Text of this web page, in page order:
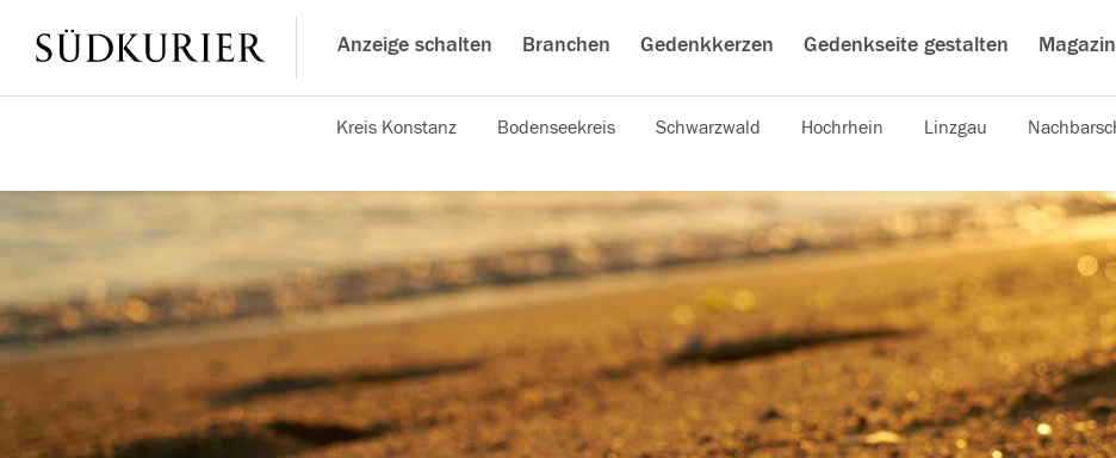
Anzeige schalten Branchen Gedenkkerzen Gedenkseite gestalten
Kreis Konstanz Bodenseekreis Schwarzwald Hochrhein Linzgau